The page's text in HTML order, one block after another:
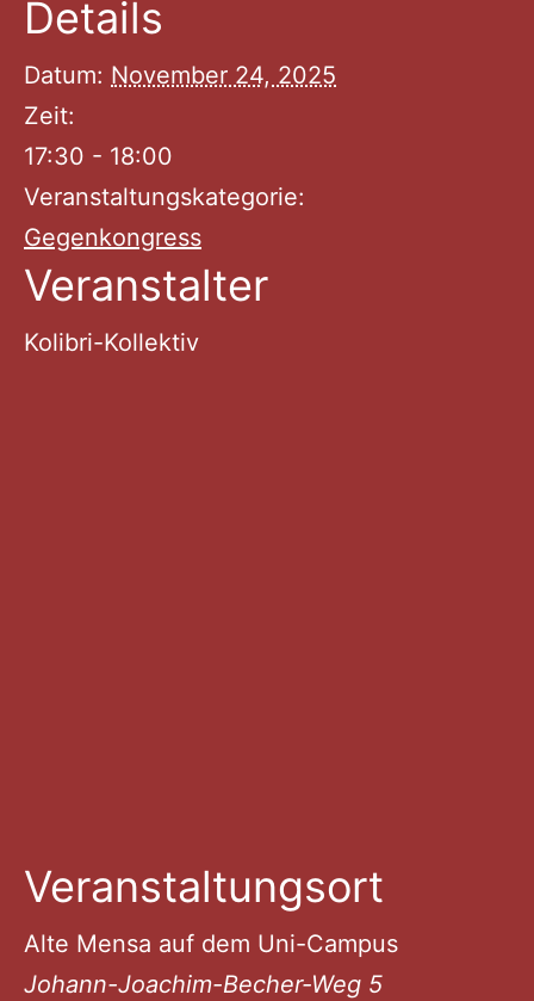
Details
Datum: November 24, 2025
Zeit:
17:30 - 18:00
Veranstaltungskategorie:
Gegenkongress
Veranstalter
Kolibri-Kollektiv
Veranstaltungsort
Alte Mensa auf dem Uni-Campus
Johann-Joachim-Becher-Weg 5